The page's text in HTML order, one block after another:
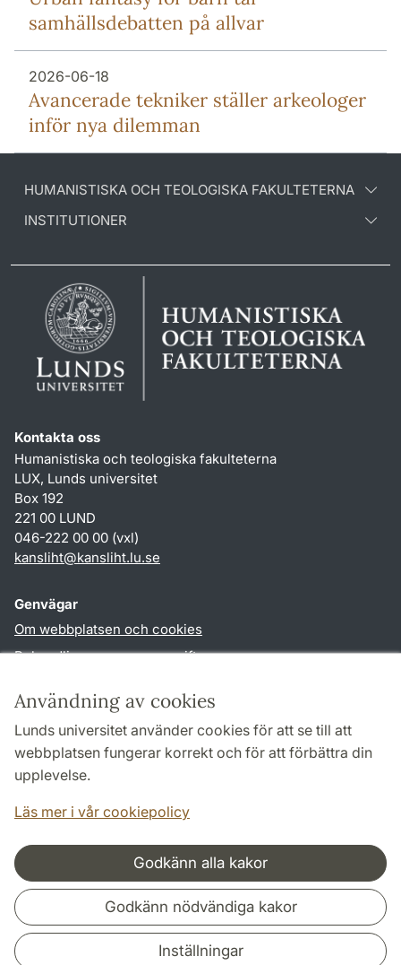
Användning av cookies
Lunds universitet använder cookies för att se till att
webbplatsen fungerar korrekt och för att förbättra din
upplevelse.
Läs mer i vår cookiepolicy
Godkänn alla kakor
Godkänn nödvändiga kakor
Inställningar
samhällsdebatten på allvar
2026-06-18
Avancerade tekniker ställer arkeologer
inför nya dilemman
HUMANISTISKA OCH TEOLOGISKA FAKULTETERNA
INSTITUTIONER
Kontakta oss
Humanistiska och teologiska fakulteterna
LUX, Lunds universitet
Box 192
221 00 LUND
046-222 00 00 (vxl)
kansliht@kansliht.lu.se
Genvägar
Om webbplatsen och cookies
Behandling av personuppgifter
TYPO3-login
Följ oss i sociala medier
Samarbeten och nätverk